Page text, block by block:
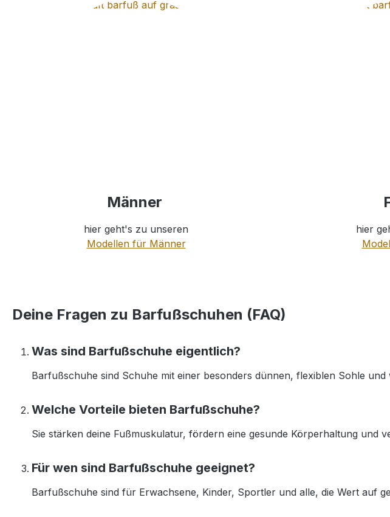
Männer
hier geht's zu unseren
Modellen für Männer
hier
Deine Fragen zu Barfußschuhen (FAQ)
Was sind Barfußschuhe eigentlich?
Barfußschuhe sind Schuhe mit einer besonders dünnen, flexiblen Sohle
Welche Vorteile bieten Barfußschuhe?
Sie stärken deine Fußmuskulatur, fördern eine gesunde Körperhaltung und
Für wen sind Barfußschuhe geeignet?
Barfußschuhe sind für Erwachsene, Kinder, Sportler und alle, die Wert auf